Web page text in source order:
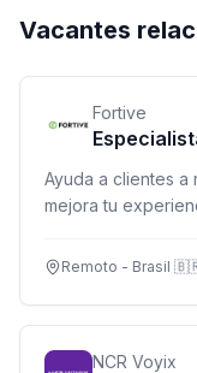
Vacantes
Fortive
Ayuda a clientes a
mejora tu
Remoto - Brasil
NCR Voyix